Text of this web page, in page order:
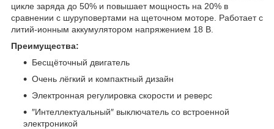
цикле заряда до 50% и повышает мощность на 20% в
сравнении с шуруповертами на щеточном моторе. Работает с
литий-ионным аккумулятором напряжением 18 В.
Преимущества:
Бесщёточный двигатель
Очень лёгкий и компактный дизайн
Электронная регулировка скорости и реверс
″Интеллектуальный″ выключатель со встроенной
электроникой